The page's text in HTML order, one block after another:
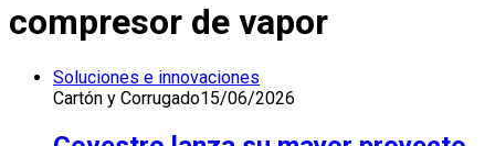
compresor de vapor
Soluciones e innovaciones
Cartón y Corrugado15/06/2026